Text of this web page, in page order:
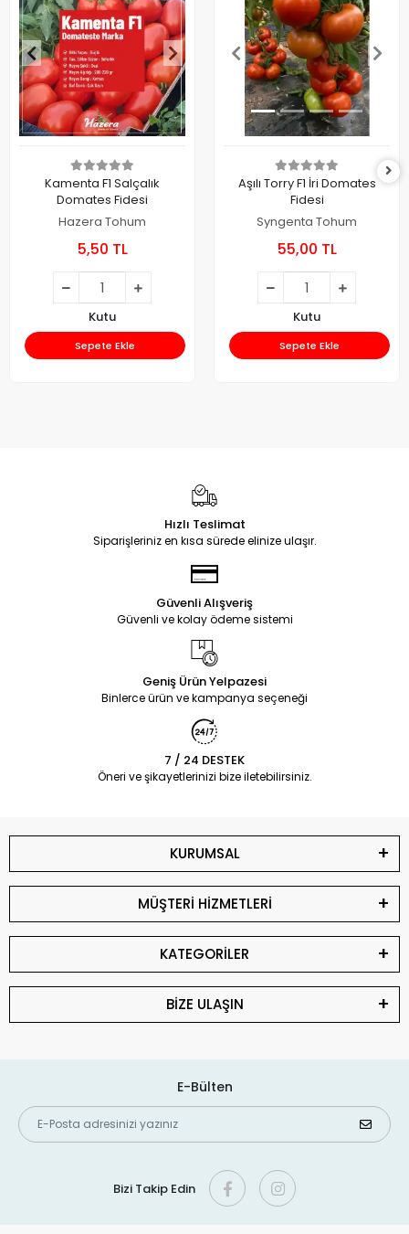
Kamenta F1 Salçalık
Domates Fidesi
Hazera Tohum
5,50 TL
Kutu
Sepete Ekle
Aşılı Torry F1 İri Domates
Fidesi
Syngenta Tohum
55,00 TL
Kutu
Sepete Ekle
Hızlı Teslimat
Siparişleriniz en kısa sürede elinize ulaşır.
Güvenli Alışveriş
Güvenli ve kolay ödeme sistemi
Geniş Ürün Yelpazesi
Binlerce ürün ve kampanya seçeneği
7 / 24 DESTEK
Öneri ve şikayetlerinizi bize iletebilirsiniz.
KURUMSAL
MÜŞTERİ HİZMETLERİ
KATEGORİLER
BİZE ULAŞIN
E-Bülten
Bizi Takip Edin